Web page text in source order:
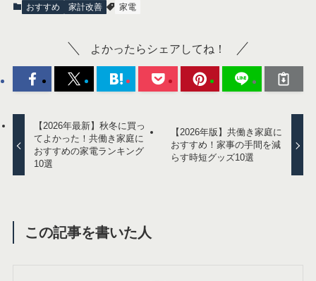
おすすめ 家計改善 家電
よかったらシェアしてね！
【2026年最新】秋冬に買っ
てよかった！共働き家庭に
おすすめの家電ランキング
10選
【2026年版】共働き家庭に
おすすめ！家事の手間を減
らす時短グッズ10選
この記事を書いた人